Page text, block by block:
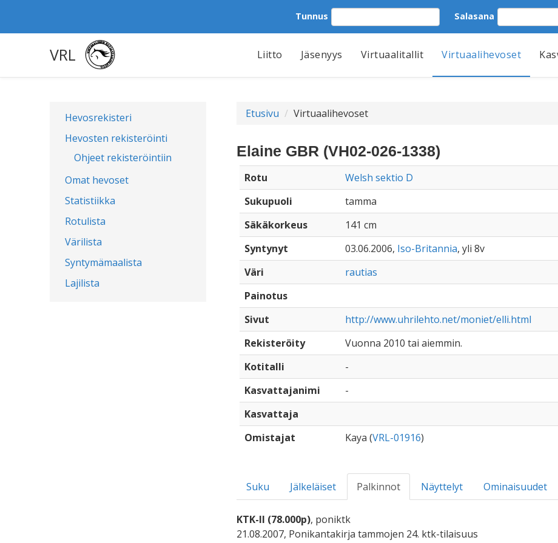
Tunnus Salasana
VRL Liitto Jäsenyys Virtuaalitallit Virtuaalihevoset
Hevosrekisteri
Hevosten rekisteröinti
Ohjeet rekisteröintiin
Omat hevoset
Statistiikka
Rotulista
Värilista
Syntymämaalista
Lajilista
Etusivu Virtuaalihevoset
Elaine GBR (VH02-026-1338)
Rotu
Welsh sektio D
Sukupuoli
tamma
Säkäkorkeus
141 cm
Syntynyt
03.06.2006, Iso-Britannia, yli 8v
Väri
rautias
Painotus
Sivut
http://www.uhrilehto.net/moniet/elli.html
Rekisteröity
Vuonna 2010 tai aiemmin.
Kotitalli
-
Kasvattajanimi
-
Kasvattaja
Omistajat
Kaya (VRL-01916)
Suku Jälkeläiset Palkinnot Näyttelyt Ominaisuudet
KTK-II (78.000p), poniktk
21.08.2007, Ponikantakirja tammojen 24. ktk-tilaisuus